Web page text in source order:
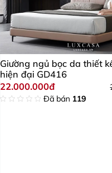
Giường ngủ bọc da thiết
hiện đại GD416
22.000.000đ
Đã bán 119